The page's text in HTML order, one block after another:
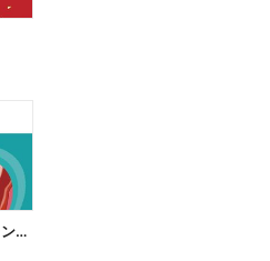
パンパース楽天ポイント還元キャンペーン